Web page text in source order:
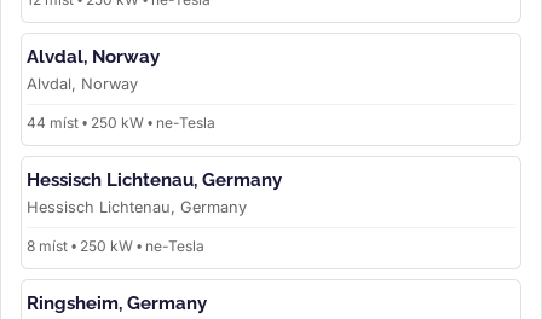
Alvdal, Norway
Alvdal, Norway
44 míst • 250 kW • ne-Tesla
Hessisch Lichtenau, Germany
Hessisch Lichtenau, Germany
8 míst • 250 kW • ne-Tesla
Ringsheim, Germany